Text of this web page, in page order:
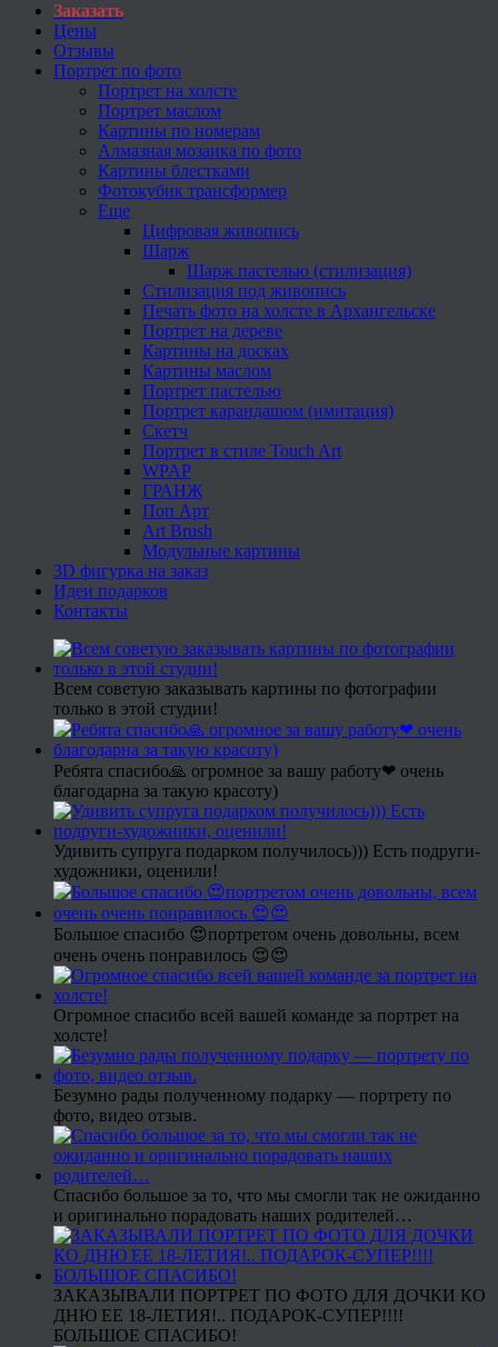
Заказать
Цены
Отзывы
Портрет по фото
Портрет на холсте
Портрет маслом
Картины по номерам
Алмазная мозаика по фото
Картины блестками
Фотокубик трансформер
Еще
Цифровая живопись
Шарж
Шарж пастелью (стилизация)
Стилизация под живопись
Печать фото на холсте в Архангельске
Портрет на дереве
Картины на досках
Картины маслом
Портрет пастелью
Портрет карандашом (имитация)
Скетч
Портрет в стиле Touch Art
WPAP
ГРАНЖ
Поп Арт
Art Brush
Модульные картины
3D фигурка на заказ
Идеи подарков
Контакты
Всем советую заказывать картины по фотографии
только в этой студии!
Ребята спасибо🙏 огромное за вашу работу❤ очень
благодарна за такую красоту)
Удивить супруга подарком получилось))) Есть подруги-
художники, оценили!
Большое спасибо 😍портретом очень довольны, всем
очень очень понравилось 😍😍
Огромное спасибо всей вашей команде за портрет на
холсте!
Безумно рады полученному подарку — портрету по
фото, видео отзыв.
Спасибо большое за то, что мы смогли так не ожиданно
и оригинально порадовать наших родителей…
ЗАКАЗЫВАЛИ ПОРТРЕТ ПО ФОТО ДЛЯ ДОЧКИ КО
ДНЮ ЕЕ 18-ЛЕТИЯ!.. ПОДАРОК-СУПЕР!!!!
БОЛЬШОЕ СПАСИБО!